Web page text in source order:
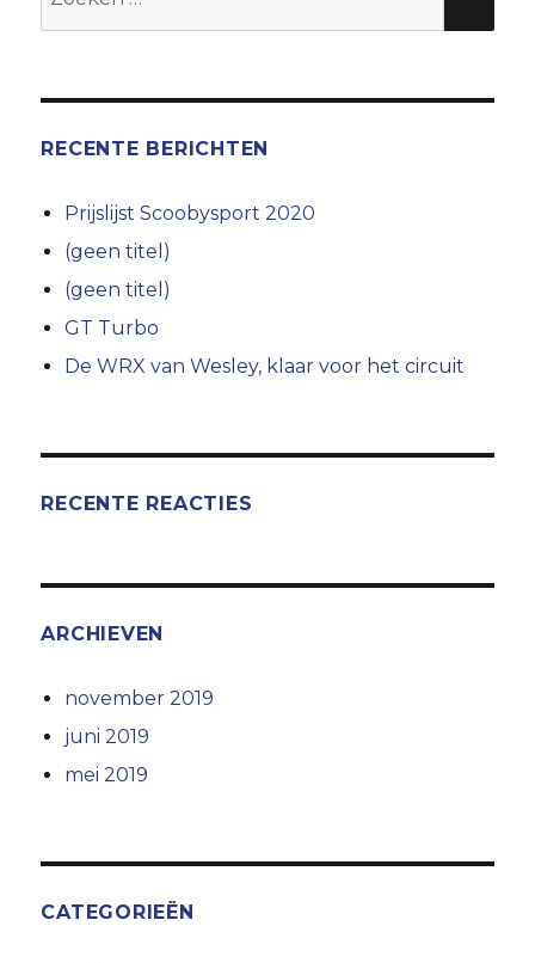
RECENTE BERICHTEN
Prijslijst Scoobysport 2020
(geen titel)
(geen titel)
GT Turbo
De WRX van Wesley, klaar voor het circuit
RECENTE REACTIES
ARCHIEVEN
november 2019
juni 2019
mei 2019
CATEGORIEËN